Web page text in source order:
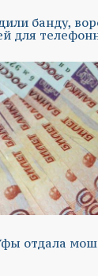
банду,
для
отдала